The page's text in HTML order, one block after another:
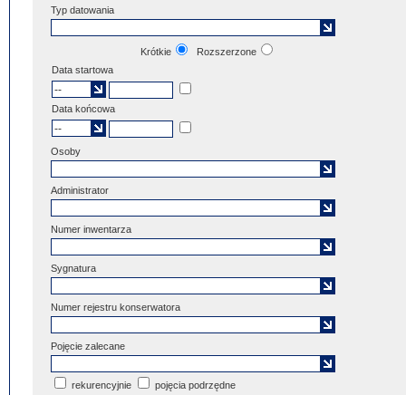
Typ datowania
Krótkie
Rozszerzone
Data startowa
Data końcowa
Osoby
Administrator
Numer inwentarza
Sygnatura
Numer rejestru konserwatora
Pojęcie zalecane
rekurencyjnie
pojęcia podrzędne